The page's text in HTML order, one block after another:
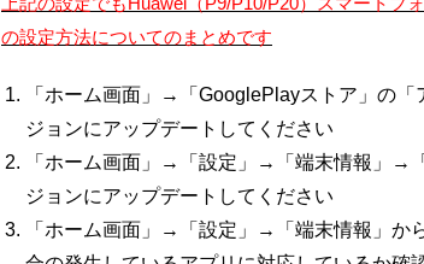
の設定方法についてのまとめです
「ホーム画面」→「GooglePlayストア」の
ジョンにアップデートしてください
「ホーム画面」→「設定」→「端末情報」→
ジョンにアップデートしてください
「ホーム画面」→「設定」→「端末情報」か